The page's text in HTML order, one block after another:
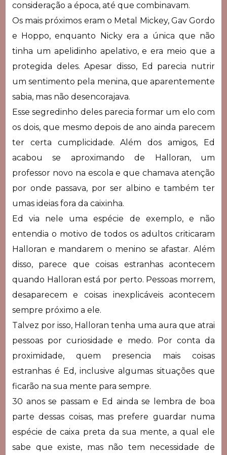
consideração a época, até que combinavam.
Os mais próximos eram o Metal Mickey, Gav Gordo
e Hoppo, enquanto Nicky era a única que não
tinha um apelidinho apelativo, e era meio que a
protegida deles. Apesar disso, Ed parecia nutrir
um sentimento pela menina, que aparentemente
sabia, mas não desencorajava.
Esse segredinho deles parecia formar um elo com
os dois, que mesmo depois de ano ainda parecem
ter certa cumplicidade. Além dos amigos, Ed
acabou se aproximando de Halloran, um
professor novo na escola e que chamava atenção
por onde passava, por ser albino e também ter
umas ideias fora da caixinha.
Ed via nele uma espécie de exemplo, e não
entendia o motivo de todos os adultos criticaram
Halloran e mandarem o menino se afastar. Além
disso, parece que coisas estranhas acontecem
quando Halloran está por perto. Pessoas morrem,
desaparecem e coisas inexplicáveis acontecem
sempre próximo a ele.
Talvez por isso, Halloran tenha uma aura que atrai
pessoas por curiosidade e medo. Por conta da
proximidade, quem presencia mais coisas
estranhas é Ed, inclusive algumas situações que
ficarão na sua mente para sempre.
30 anos se passam e Ed ainda se lembra de boa
parte dessas coisas, mas prefere guardar numa
espécie de caixa preta da sua mente, a qual ele
sabe que existe, mas não tem necessidade de